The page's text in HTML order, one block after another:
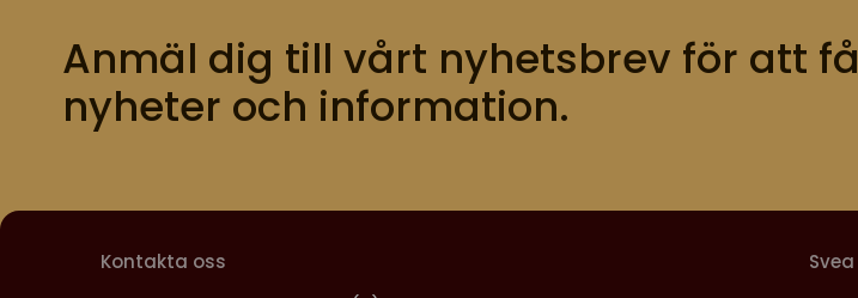
Anmäl dig till vårt nyhetsbrev för att få
nyheter och information.
Kontakta oss Svea